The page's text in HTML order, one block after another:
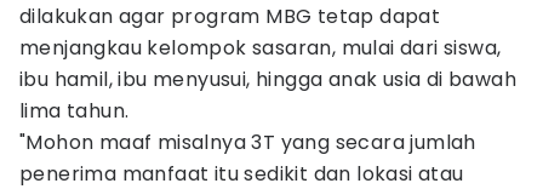
dilakukan agar program MBG tetap dapat
menjangkau kelompok sasaran, mulai dari siswa,
ibu hamil, ibu menyusui, hingga anak usia di bawah
lima tahun.
"Mohon maaf misalnya 3T yang secara jumlah
penerima manfaat itu sedikit dan lokasi atau